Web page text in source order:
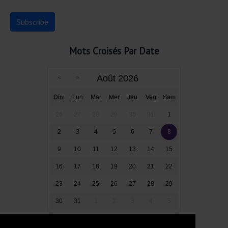
Mots Croisés Par Date
Août 2026
Dim Lun Mar Mer Jeu Ven Sam
1
2 3 4 5 6 7 8
9 10 11 12 13 14 15
16 17 18 19 20 21 22
23 24 25 26 27 28 29
30 31